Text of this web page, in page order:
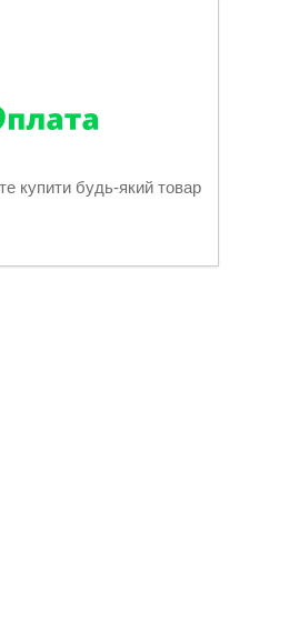
купити будь-який товар